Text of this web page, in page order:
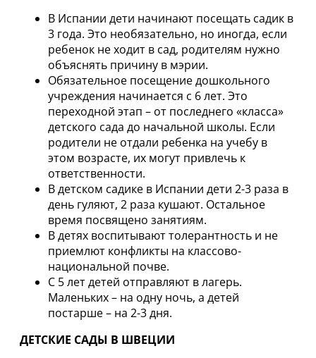
В Испании дети начинают посещать садик в
3 года. Это необязательно, но иногда, если
ребенок не ходит в сад, родителям нужно
объяснять причину в мэрии.
Обязательное посещение дошкольного
учреждения начинается с 6 лет. Это
переходной этап – от последнего «класса»
детского сада до начальной школы. Если
родители не отдали ребенка на учебу в
этом возрасте, их могут привлечь к
ответственности.
В детском садике в Испании дети 2-3 раза в
день гуляют, 2 раза кушают. Остальное
время посвящено занятиям.
В детях воспитывают толерантность и не
приемлют конфликты на классово-
национальной почве.
С 5 лет детей отправляют в лагерь.
Маленьких – на одну ночь, а детей
постарше – на 2-3 дня.
ДЕТСКИЕ САДЫ В ШВЕЦИИ